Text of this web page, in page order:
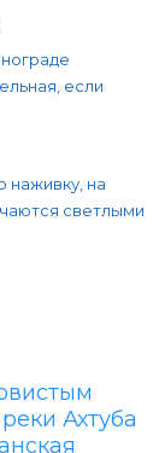
если
наживку, на
светлыми